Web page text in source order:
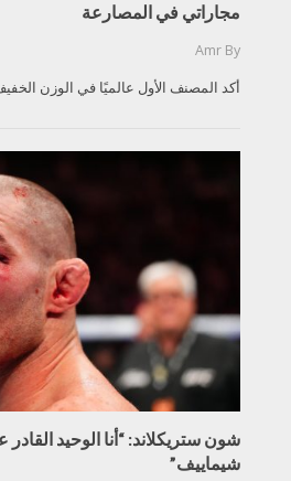
مجاراتي في المصارعة
By
Amr
أكد المصنف الأول عالميًا في الوزن
شون ستريكلاند: “أنا الوحيد
شيماييف”